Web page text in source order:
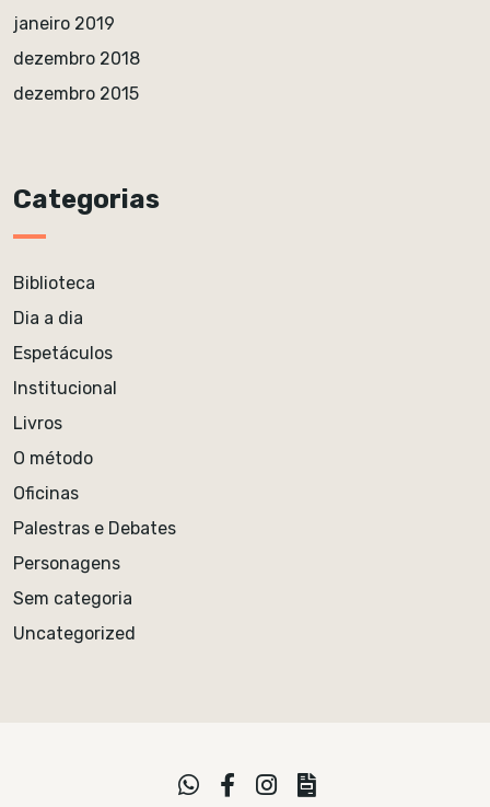
janeiro 2019
dezembro 2018
dezembro 2015
Categorias
Biblioteca
Dia a dia
Espetáculos
Institucional
Livros
O método
Oficinas
Palestras e Debates
Personagens
Sem categoria
Uncategorized